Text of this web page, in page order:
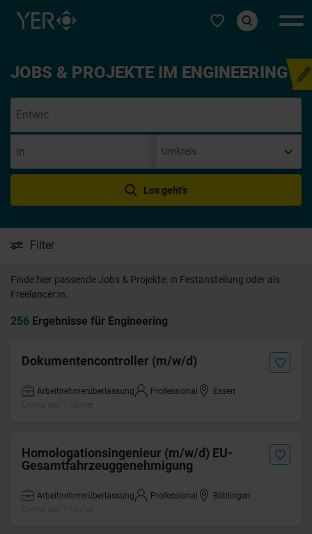
Typ auswählen
JOBS & PROJEKTE IM ENGINEERING
Los geht's
Filter
Finde hier passende Jobs & Projekte: in Festanstellung oder als
Freelancer:in.
256 Ergebnisse für Engineering
Dokumentencontroller (m/w/d)
Arbeitnehmerüberlassung Professional
Essen
Homologationsingenieur (m/w/d) EU-
Gesamtfahrzeuggenehmigung
Arbeitnehmerüberlassung Professional
Böblingen
Initiativbewerbung